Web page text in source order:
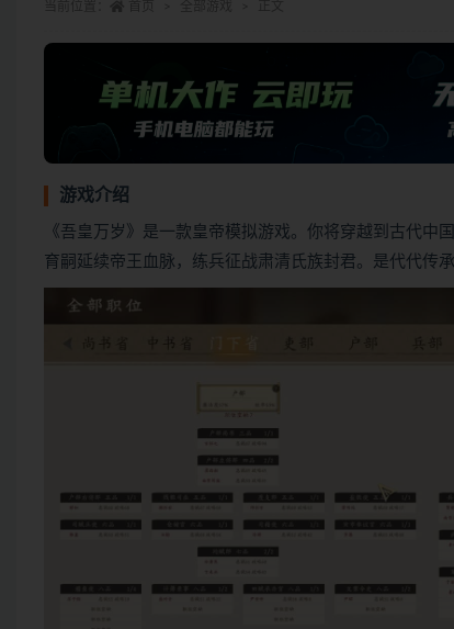
游戏介绍
《吾皇万岁》是一款皇帝模拟游戏。你将穿越到古代
育嗣延续帝王血脉，练兵征战肃清氏族封君。是代代传